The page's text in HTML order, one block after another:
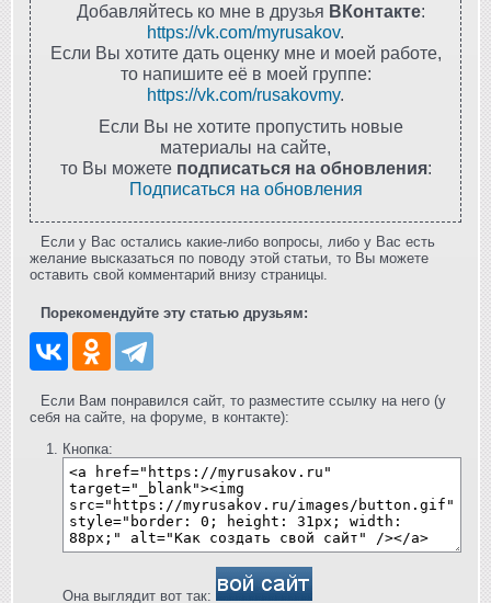
Добавляйтесь ко мне в друзья ВКонтакте:
https://vk.com/myrusakov.
Если Вы хотите дать оценку мне и моей работе,
то напишите её в моей группе:
https://vk.com/rusakovmy.
Если Вы не хотите пропустить новые
материалы на сайте,
то Вы можете подписаться на обновления:
Подписаться на обновления
Если у Вас остались какие-либо вопросы, либо у Вас есть
желание высказаться по поводу этой статьи, то Вы можете
оставить свой комментарий внизу страницы.
Порекомендуйте эту статью друзьям:
Если Вам понравился сайт, то разместите ссылку на него (у
себя на сайте, на форуме, в контакте):
Кнопка:
Она выглядит вот так: